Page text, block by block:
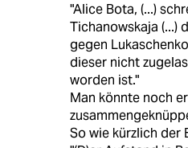
"Alice Bota, (...)
Tichanowskaja (...)
gegen
dieser nicht
worden ist."
Man könnte noch
So wie kürzlich der